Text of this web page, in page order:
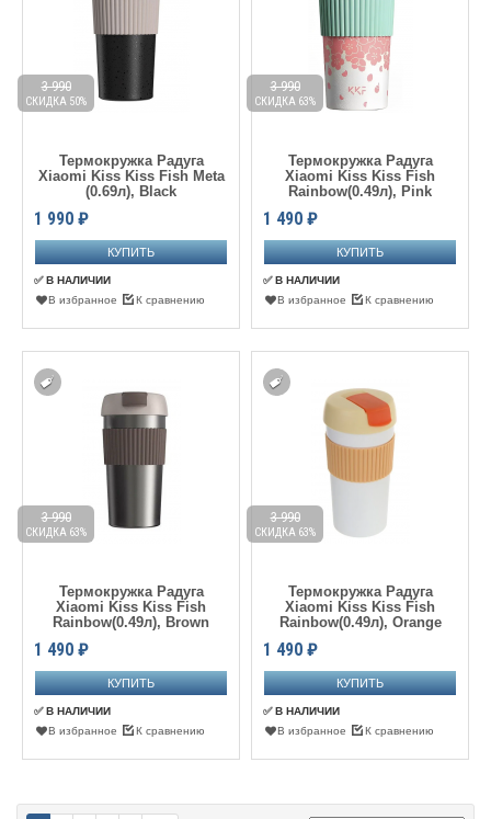
Термокружка Радуга
Xiaomi Kiss Kiss Fish Meta
(0.69л), Black
1 990 ₽
3 990
СКИДКА 50%
✅ В НАЛИЧИИ
В избранное
К сравнению
Термокружка Радуга
Xiaomi Kiss Kiss Fish
Rainbow(0.49л), Pink
1 490 ₽
3 990
СКИДКА 63%
✅ В НАЛИЧИИ
В избранное
К сравнению
Термокружка Радуга
Xiaomi Kiss Kiss Fish
Rainbow(0.49л), Brown
1 490 ₽
3 990
СКИДКА 63%
✅ В НАЛИЧИИ
В избранное
К сравнению
Термокружка Радуга
Xiaomi Kiss Kiss Fish
Rainbow(0.49л), Orange
1 490 ₽
3 990
СКИДКА 63%
✅ В НАЛИЧИИ
В избранное
К сравнению